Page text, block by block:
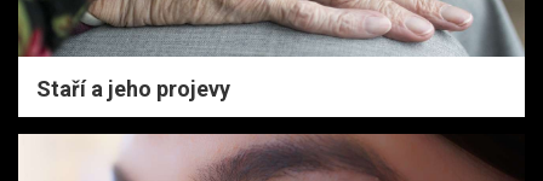
Staří a jeho projevy